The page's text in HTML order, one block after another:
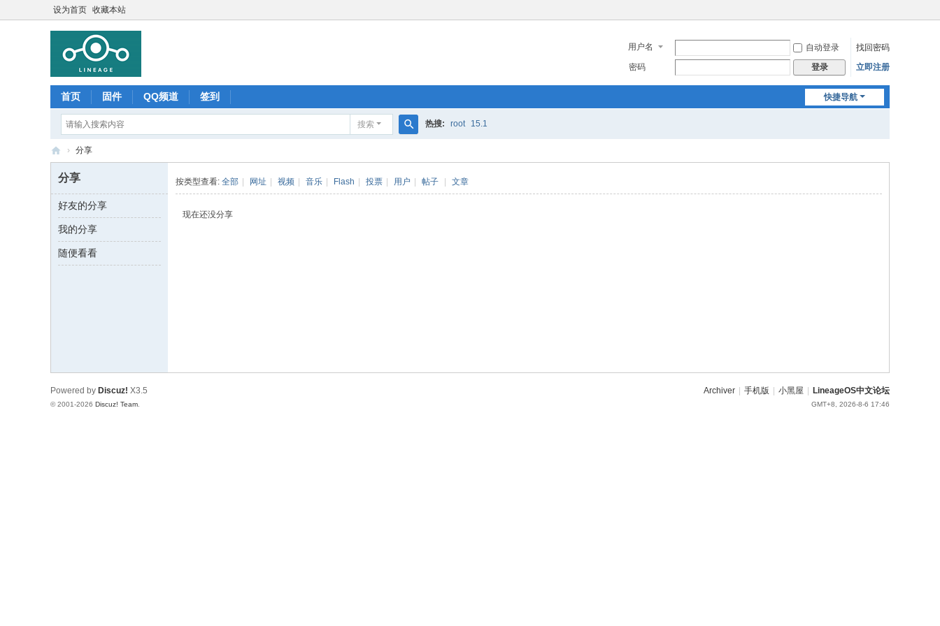
设为首页 收藏本站
用户名 自动登录
找回密码
密码
登录 立即注册
快捷导航
首页 固件 QQ频道 签到
搜索
索
热搜: root 15.1
ag
e
O
› 分享
分享
好友的分享
我的分享
随便看看
按类型查看: 全部 网址 视频 音乐 Flash 投票 用户 帖子 文章
现在还没分享
Archiver 手机版 小黑屋 LineageOS中文论坛
GMT+8, 2026-8-6 17:46
Powered by Discuz! X3.5
© 2001-2026 Discuz! Team